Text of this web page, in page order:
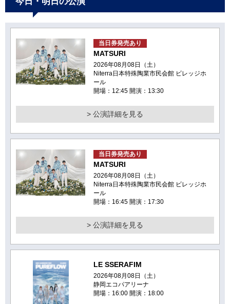
当日券発売あり
MATSURI
2026年08月08日（土）
Niterra日本特殊陶業市民会館 ビレッジホ
ール
開場：12:45 開演：13:30
> 公演詳細を見る
当日券発売あり
MATSURI
2026年08月08日（土）
Niterra日本特殊陶業市民会館 ビレッジホ
ール
開場：16:45 開演：17:30
> 公演詳細を見る
LE SSERAFIM
2026年08月08日（土）
静岡エコパアリーナ
開場：16:00 開演：18:00